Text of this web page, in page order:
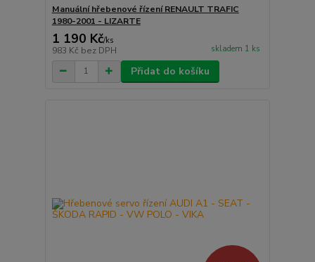
Manuální hřebenové řízení RENAULT TRAFIC
1980-2001 - LIZARTE
1 190 Kč/ks
983 Kč bez DPH skladem 1 ks
Přidat do košíku